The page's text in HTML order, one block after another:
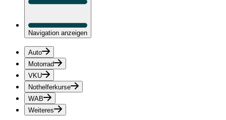
Navigation anzeigen
Auto
Motorrad
VKU
Nothelferkurse
WAB
Weiteres